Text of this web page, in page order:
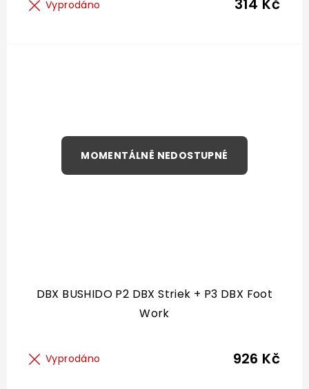
Vyprodáno 314 Kč
DBX BUSHIDO P2 DBX Striek + P3 DBX Foot
Work
Vyprodáno 926 Kč